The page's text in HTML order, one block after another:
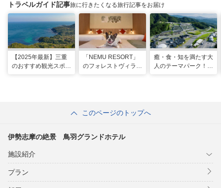
トラベルガイド記事旅に行きたくなる旅行記事をお届け
【2025年最新】三重
のおすすめ観光スポッ
「NEMU RESORT」
のフォレストヴィラ
癒・食・知を満たす大
人のテーマパーク！
このページのトップへ
伊勢志摩の絶景 鳥羽グランドホテル
施設紹介
プラン